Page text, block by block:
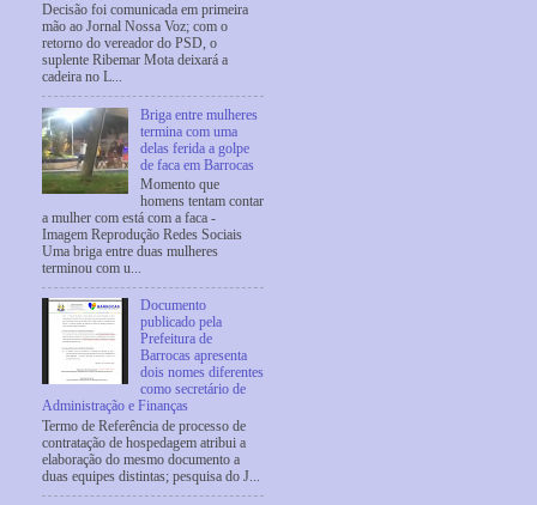
Decisão foi comunicada em primeira
mão ao Jornal Nossa Voz; com o
retorno do vereador do PSD, o
suplente Ribemar Mota deixará a
cadeira no L...
Briga entre mulheres
termina com uma
delas ferida a golpe
de faca em Barrocas
Momento que
homens tentam contar
a mulher com está com a faca -
Imagem Reprodução Redes Sociais
Uma briga entre duas mulheres
terminou com u...
Documento
publicado pela
Prefeitura de
Barrocas apresenta
dois nomes diferentes
como secretário de
Administração e Finanças
Termo de Referência de processo de
contratação de hospedagem atribui a
elaboração do mesmo documento a
duas equipes distintas; pesquisa do J...